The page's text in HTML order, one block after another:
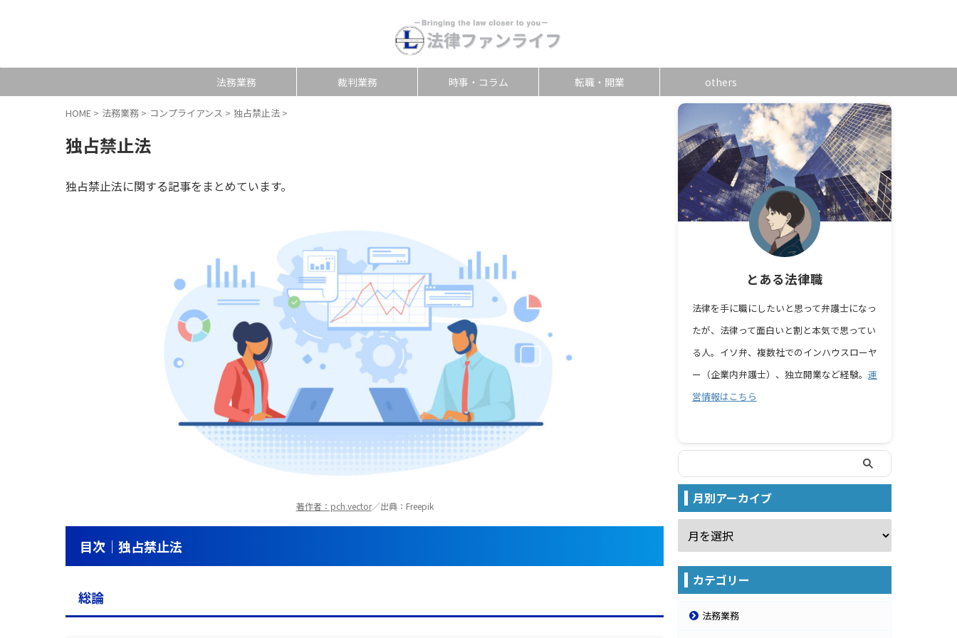
法務業務 裁判業務 時事・コラム 転職・開業 others
HOME > 法務業務 > コンプライアンス > 独占禁止法 >
独占禁止法
独占禁止法に関する記事をまとめています。
著作者：pch.vector／出典：Freepik
目次｜独占禁止法
総論
とある法律職
法律を手に職にしたいと思って弁護士になっ
たが、法律って面白いと割と本気で思ってい
る人。イソ弁、複数社でのインハウスローヤ
ー（企業内弁護士）、独立開業など経験。 運
営情報はこちら
月別アーカイブ
カテゴリー
法務業務